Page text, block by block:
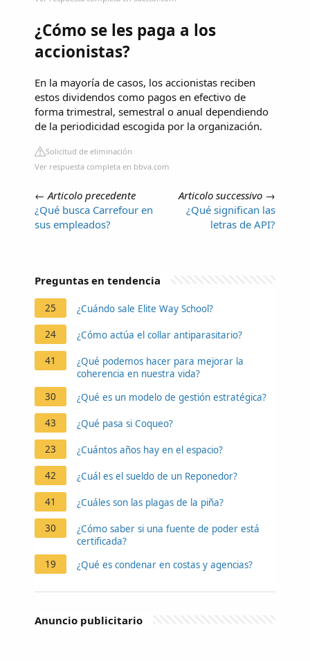
¿Cómo se les paga a los
accionistas?
En la mayoría de casos, los accionistas reciben
estos dividendos como pagos en efectivo de
forma trimestral, semestral o anual dependiendo
de la periodicidad escogida por la organización.
Solicitud de eliminación
Ver respuesta completa en bbva.com
← Articolo precedente
¿Qué busca Carrefour en
sus empleados?
Articolo successivo→
¿Qué significan las
letras de API?
Preguntas en tendencia
25 ¿Cuándo sale Elite Way School?
24 ¿Cómo actúa el collar antiparasitario?
41
¿Qué podemos hacer para mejorar la
coherencia en nuestra vida?
30
¿Qué es un modelo de gestión estratégica?
43 ¿Qué pasa si Coqueo?
23 ¿Cuántos años hay en el espacio?
42 ¿Cuál es el sueldo de un Reponedor?
41 ¿Cuáles son las plagas de la piña?
30
¿Cómo saber si una fuente de poder está
certificada?
19
¿Qué es condenar en costas y agencias?
Anuncio publicitario